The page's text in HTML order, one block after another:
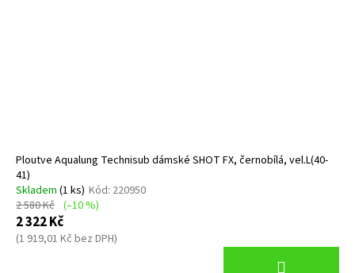
Ploutve Aqualung Technisub dámské SHOT FX, černobílá, vel.L(40-
41)
Skladem (1 ks) Kód: 220950
2 580 Kč (–10 %)
2 322 Kč
(1 919,01 Kč bez DPH)